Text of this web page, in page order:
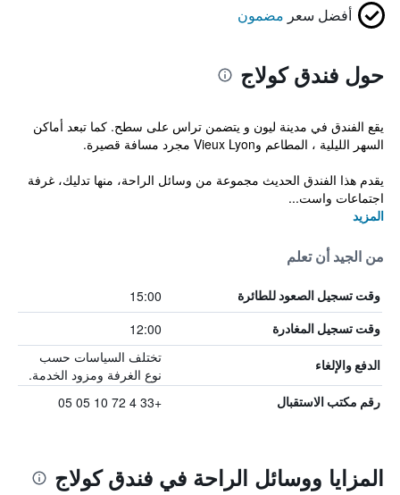
أفضل سعر مضمون
حول فندق كولاج
يقع الفندق في مدينة ليون و يتضمن تراس على سطح. كما تبعد أماكن
السهر الليلية ، المطاعم وVieux Lyon مجرد مسافة قصيرة.
يقدم هذا الفندق الحديث مجموعة من وسائل الراحة، منها تدليك، غرفة
اجتماعات واست...
المزيد
من الجيد أن تعلم
وقت تسجيل الصعود للطائرة 15:00
وقت تسجيل المغادرة 12:00
الدفع والإلغاء
تختلف السياسات حسب
نوع الغرفة ومزود الخدمة.
رقم مكتب الاستقبال +33 4 72 10 05 05
المزايا ووسائل الراحة في فندق كولاج